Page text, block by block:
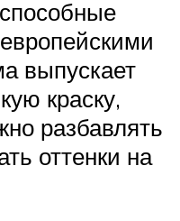
выпускает
краску,
разбавлять
оттенки на